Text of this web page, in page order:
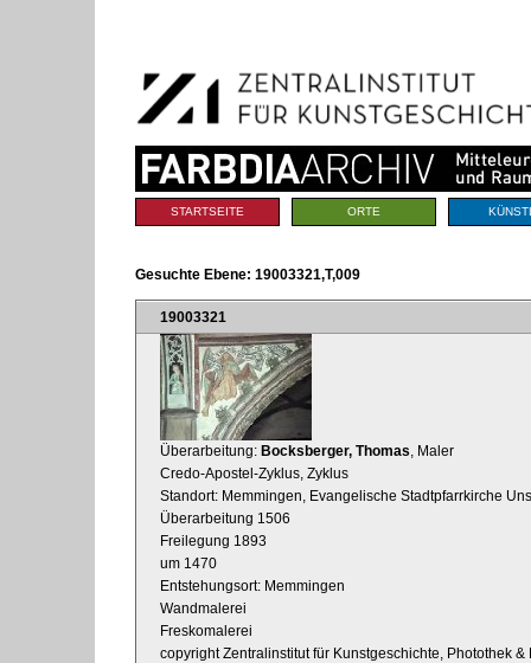
Navigation
Sektionen
STARTSEITE ORTE
Gesuchte Ebene: 19003321,T,009
19003321
Überarbeitung: Bocksberger, Thomas , Maler
Credo-Apostel-Zyklus, Zyklus
Standort: Memmingen, Evangelische Stadtpfarrkirche
Überarbeitung 1506
Freilegung 1893
um 1470
Entstehungsort: Memmingen
Wandmalerei
Freskomalerei
copyright Zentralinstitut für Kunstgeschichte, Photothek &